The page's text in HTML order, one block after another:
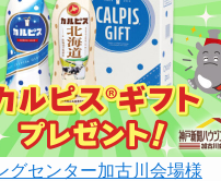
グセンター加古川会場様